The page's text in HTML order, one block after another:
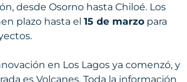
desde Osorno hasta Chiloé. Los
plazo hasta el 15 de marzo para
en Los Lagos ya comenzó, y
es Volcanes. Toda la información